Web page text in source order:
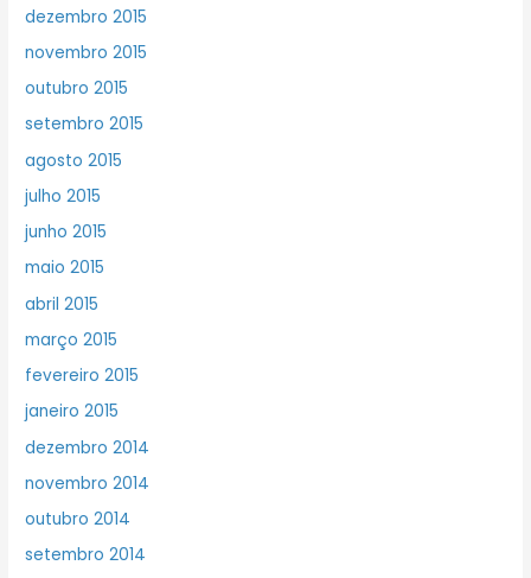
dezembro 2015
novembro 2015
outubro 2015
setembro 2015
agosto 2015
julho 2015
junho 2015
maio 2015
abril 2015
março 2015
fevereiro 2015
janeiro 2015
dezembro 2014
novembro 2014
outubro 2014
setembro 2014